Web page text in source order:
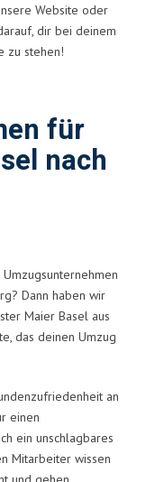
Website oder
dir bei deinem
zu stehen!
für
nach
Dann haben wir
Maier Basel aus
das deinen Umzug
an
einen
ein unschlagbares
Mitarbeiter wissen